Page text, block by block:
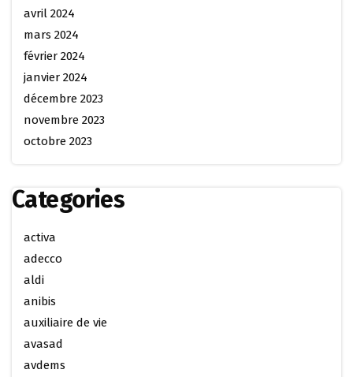
avril 2024
mars 2024
février 2024
janvier 2024
décembre 2023
novembre 2023
octobre 2023
Categories
activa
adecco
aldi
anibis
auxiliaire de vie
avasad
avdems